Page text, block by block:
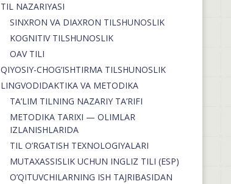
TIL NAZARIYASI
SINXRON VA DIAXRON TILSHUNOSLIK
KOGNITIV TILSHUNOSLIK
OAV TILI
QIYOSIY-CHOG‘ISHTIRMA TILSHUNOSLIK
LINGVODIDAKTIKA VA METODIKA
TA’LIM TILNING NAZARIY TA’RIFI
METODIKA TARIXI — OLIMLAR
IZLANISHLARIDA
TIL O’RGATISH TEXNOLOGIYALARI
MUTAXASSISLIK UCHUN INGLIZ TILI (ESP)
O’QITUVCHILARNING ISH TAJRIBASIDAN